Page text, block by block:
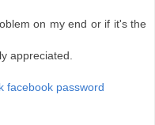
on my end or if it's the
appreciated.
facebook password